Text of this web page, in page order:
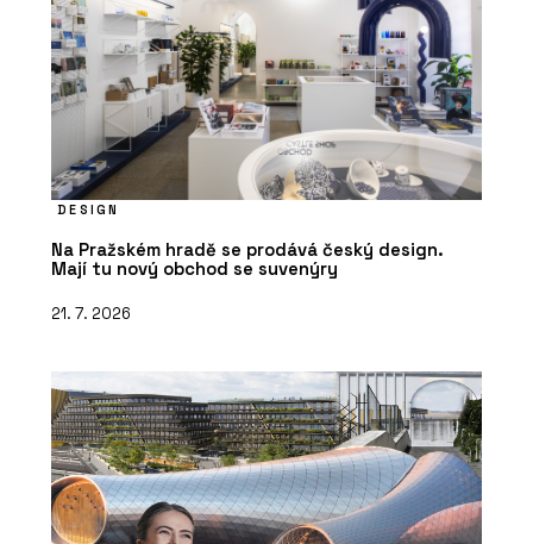
DESIGN
Na Pražském hradě se prodává český design.
Mají tu nový obchod se suvenýry
21. 7. 2026